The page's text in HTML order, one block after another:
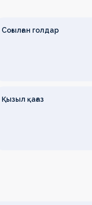
Соғылған голдар
Қызыл қағаз